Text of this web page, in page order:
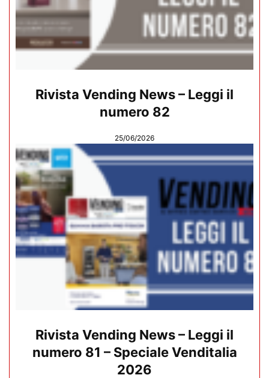
Rivista Vending News – Leggi il
numero 82
25/06/2026
Rivista Vending News – Leggi il
numero 81 – Speciale Venditalia
2026